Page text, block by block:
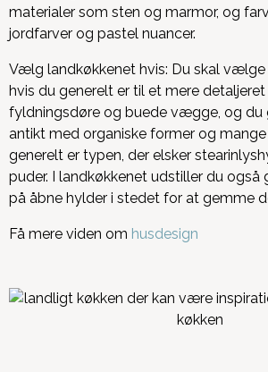
materialer som sten og marmor, og
jordfarver og pastel nuancer.
Vælg landkøkkenet hvis: Du skal vælge
hvis du generelt er til et mere
fyldningsdøre og buede vægge, og du
antikt med organiske former og mange
generelt er typen, der elsker
puder. I landkøkkenet udstiller du
på åbne hylder i stedet for at gemme
Få mere viden om husdesign